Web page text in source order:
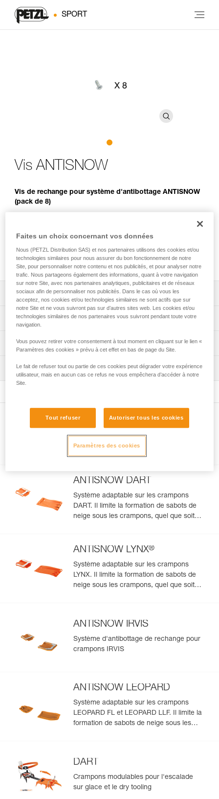
SPORT
Vis ANTISNOW
Vis de rechange pour système d'antibottage ANTISNOW
(pack de 8)
Vis de rechange pour système d'antibottage ANTISNOW des
DART, ANTISNOW LYNX, ANTISNOW IRVIS et ANTISNOW
LEOPARD.
Descriptif
Compatibles avec les crampons DART (U001AB00 et
U001AA00), LYNX (U034AA00 et T24A LLU), SARKEN
(U006AA00, U007BA00, T03A LLU et T03A FL) et IRVIS
HYBRID (U031AA00) dotés d'un système d'antibottage
ANTISNOW.
Compatibles avec les systèmes d'antibottage ANTISNOW
DART (U001DA00), ANTISNOW LYNX (U020AA00),
Regroupement par huit.
Spécifications techniques
Spécifications référence(s)
Conditionnement : vendu par pack de 8
Garantie : 3 ans
Informations techniques
Télécharger le pdf technical-notice_vis-ANTISNOW
FAQ
Inspection
Autres produits
ANTISNOW DART
Système adaptable sur les crampons
DART. Il limite la formation de sabots de
neige sous les crampons, quel que soit
ANTISNOW LYNX®
Système adaptable sur les crampons
LYNX. Il limite la formation de sabots de
neige sous les crampons, quel que soit
ANTISNOW IRVIS
Système d'antibottage de rechange pour
crampons IRVIS
ANTISNOW LEOPARD
Système adaptable sur les crampons
LEOPARD FL et LEOPARD LLF. Il limite la
formation de sabots de neige sous les
DART
Crampons modulables pour l'escalade
sur glace et le dry tooling
Faites un choix concernant vos données
Nous (PETZL Distribution SAS) et nos partenaires utilisons des cookies et/ou
technologies similaires pour nous assurer du bon fonctionnement de notre
Site, pour personnaliser notre contenu et nos publicités, et pour analyser notre
trafic. Nous partageons également des informations, quant à votre navigation
sur notre Site, avec nos partenaires analytiques, publicitaires et de réseaux
sociaux afin de personnaliser nos publicités. Dans le cas où vous les
acceptez, nos cookies et/ou technologies similaires ne sont actifs que sur
notre Site et ne vous suivront pas sur d’autres sites web. Les cookies et/ou
technologies similaires de nos partenaires vous suivront pendant toute votre
navigation.
Vous pouvez retirer votre consentement à tout moment en cliquant sur le lien «
Paramètres des cookies » prévu à cet effet en bas de page du Site.
Le fait de refuser tout ou partie de ces cookies peut dégrader votre expérience
utilisateur, mais en aucun cas ce refus ne vous empêchera d’accéder à notre
Site.
Tout refuser Autoriser tous les cookies
Paramètres des cookies